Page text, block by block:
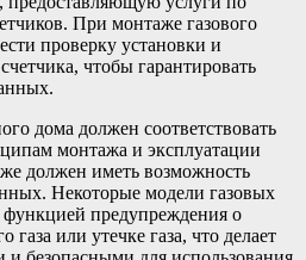
При монтаже газового
проверку установки и
чтобы гарантировать
дома должен соответствовать
монтажа и эксплуатации
должен иметь возможность
Некоторые модели газовых
функцией предупреждения о
или утечке газа, что делает